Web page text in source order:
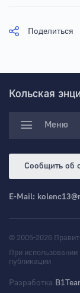
Поделиться
Кольская
Меню
Сообщить об
E-Mail:
© 2005-2026
При
публикации
Разработка